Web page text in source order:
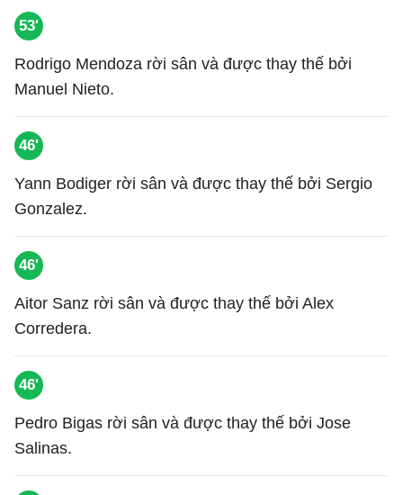
53'
Rodrigo Mendoza rời sân và được thay thế bởi
Manuel Nieto.
46'
Yann Bodiger rời sân và được thay thế bởi Sergio
Gonzalez.
46'
Aitor Sanz rời sân và được thay thế bởi Alex
Corredera.
46'
Pedro Bigas rời sân và được thay thế bởi Jose
Salinas.